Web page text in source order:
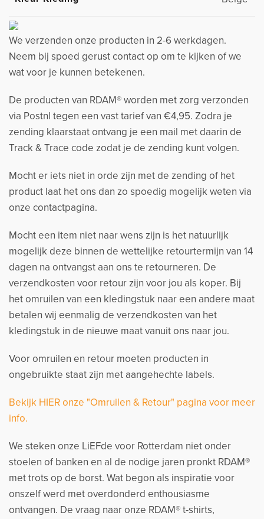
We verzenden onze producten in 2-6 werkdagen.
Neem bij spoed gerust contact op om te kijken of we
wat voor je kunnen betekenen.
De producten van RDAM® worden met zorg verzonden
via Postnl tegen een vast tarief van €4,95. Zodra je
zending klaarstaat ontvang je een mail met daarin de
Track & Trace code zodat je de zending kunt volgen.
Mocht er iets niet in orde zijn met de zending of het
product laat het ons dan zo spoedig mogelijk weten via
onze contactpagina.
Mocht een item niet naar wens zijn is het natuurlijk
mogelijk deze binnen de wettelijke retourtermijn van 14
dagen na ontvangst aan ons te retourneren. De
verzendkosten voor retour zijn voor jou als koper. Bij
het omruilen van een kledingstuk naar een andere maat
betalen wij eenmalig de verzendkosten van het
kledingstuk in de nieuwe maat vanuit ons naar jou.
Voor omruilen en retour moeten producten in
ongebruikte staat zijn met aangehechte labels.
Bekijk HIER onze "Omruilen & Retour" pagina voor meer
info.
We steken onze LiEFde voor Rotterdam niet onder
stoelen of banken en al de nodige jaren pronkt RDAM®
met trots op de borst. Wat begon als inspiratie voor
onszelf werd met overdonderd enthousiasme
ontvangen. De vraag naar onze RDAM® t-shirts,